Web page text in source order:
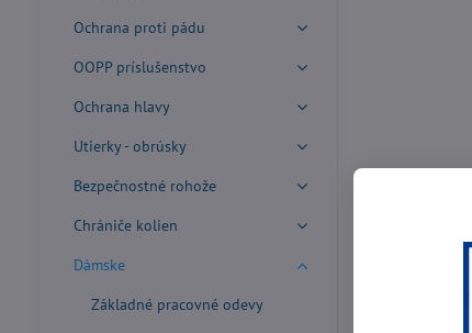
Ochrana proti pádu
OOPP príslušenstvo
Ochrana hlavy
Utierky - obrúsky
Bezpečnostné rohože
Chrániče kolien
Dámske
Základné pracovné odevy